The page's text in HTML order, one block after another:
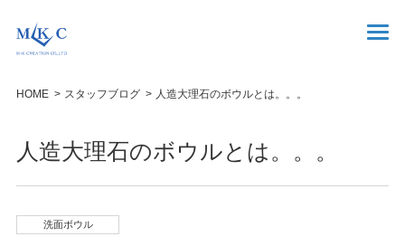
HOME スタッフブログ 人造大理石のボウルとは。。。
人造大理石のボウルとは。。。
洗面ボウル